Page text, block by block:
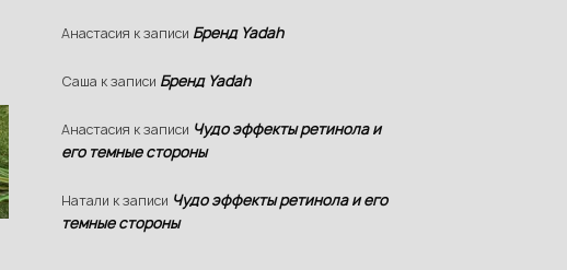
Анастасия к записи Бренд Yadah
Саша к записи Бренд Yadah
Анастасия к записи Чудо эффекты ретинола и
его темные стороны
Натали к записи Чудо эффекты ретинола и его
темные стороны